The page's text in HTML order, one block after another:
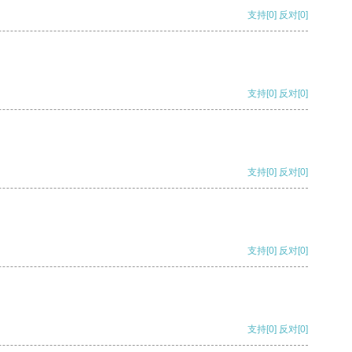
支持[0] 反对[0]
支持[0] 反对[0]
支持[0] 反对[0]
支持[0] 反对[0]
支持[0] 反对[0]